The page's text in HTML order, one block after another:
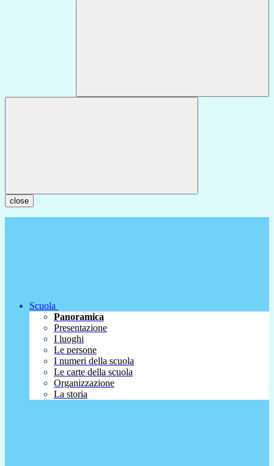
close
Scuola
Panoramica
Presentazione
I luoghi
Le persone
I numeri della scuola
Le carte della scuola
Organizzazione
La storia